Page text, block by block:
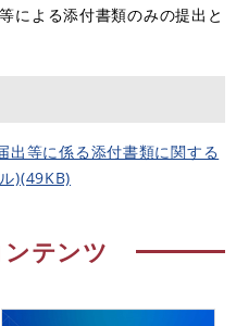
による添付書類のみの提出と
出等に係る添付書類に関する
)(49KB)
テンツ